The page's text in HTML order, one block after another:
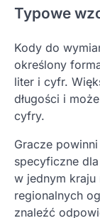
Typowe
Kody do
określony
liter i cyfr.
długości i
cyfry.
Gracze
specyficzne
w jednym kraju
regionalnych
znaleźć